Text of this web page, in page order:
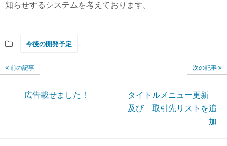
知らせするシステムを考えております。
今後の開発予定
前の記事
広告載せました！
次の記事
タイトルメニュー更新
及び 取引先リストを追
加